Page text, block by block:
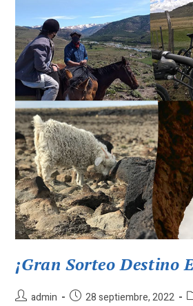
¡Gran Sorteo Destino
Autoradmin
Publicación
28 septiembre, 2022